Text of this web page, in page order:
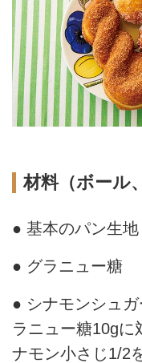
材料（ボール
● 基本のパン生地
● グラニュー糖
● シナモンシュ
ラニュー糖10gに
ナモン小さじ1/2